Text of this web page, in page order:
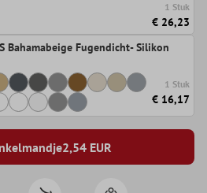
1 Stuk
€ 26,23
Bahamabeige Fugendicht- Silikon
1 Stuk
€ 16,17
2,54EUR